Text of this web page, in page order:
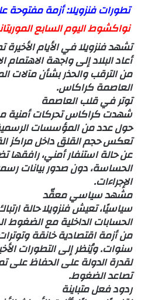
تطورات فنزويلا: أزمة مفتوحة
نواكشوط اليوم السابع
تشهد فنزويلا في الأيام الأخيرة
أعاد البلاد إلى واجهة
من الترقب والحذر بشأن مآلات
العاصمة كراكاس.
توتر في قلب العاصمة
شهدت كراكاس تحركات أمنية
حول عدد من المؤسسات
تعكس حجم القلق داخل مراكز
عن حالة استنفار أمني،
الحساسة، دون صدور بيانات
الإجراءات.
مشهد سياسي معقّد
سياسيًا، تعيش فنزويلا حالة
الحسابات الداخلية مع الضغوط
من أزمة اقتصادية خانقة
سنوات. ويُنظر إلى التطورات
لقدرة الدولة على الحفاظ
تصاعد الضغوط.
ردود فعل متباينة